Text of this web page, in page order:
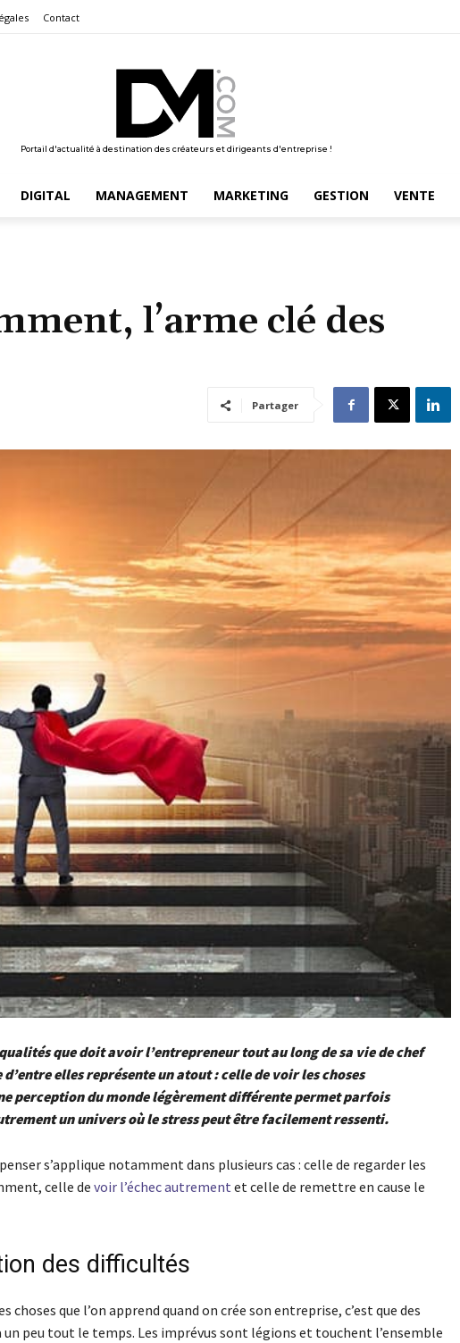
Contact
Portail d'actualité à destination des créateurs et dirigeants d'entreprise !
DIGITAL MANAGEMENT MARKETING GESTION VENTE
l’arme clé des
Partager
que doit avoir l’entrepreneur tout au long de sa vie de chef
d’entre elles représente un atout : celle de voir les choses
perception du monde légèrement différente permet parfois
un univers où le stress peut être facilement ressenti.
s’applique notamment dans plusieurs cas : celle de regarder les
celle de voir l’échecautrement et celle de remettre en cause le
des difficultés
choses que l’on apprend quand on crée son entreprise, c’est que des
un peu tout le temps. Les imprévus sont légions et touchent l’ensemble